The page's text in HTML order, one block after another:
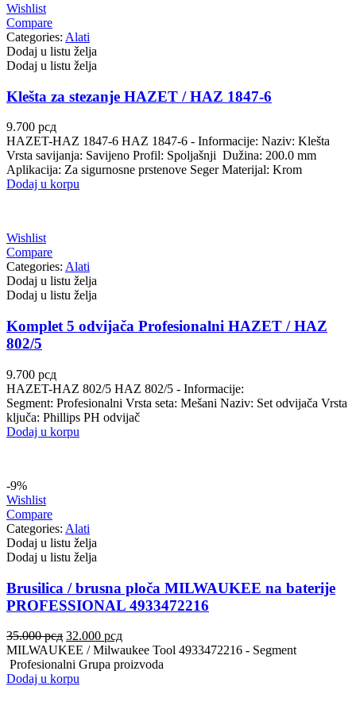
THEAMTEC THERMOTEC
Vitlo za prikolice i specijalna
vozila
Wishlist
Compare
Categories: Alati
Dodaj u listu želja
Dodaj u listu želja
Klešta za stezanje HAZET / HAZ 1847-6
9.700 рсд
HAZET-HAZ 1847-6 HAZ 1847-6 - Informacije: Naziv: Klešta
Vrsta savijanja: Savijeno Profil: Spoljašnji Dužina: 200.0 mm
Aplikacija: Za sigurnosne prstenove Seger Materijal: Krom
Dodaj u korpu
Wishlist
Compare
Categories: Alati
Dodaj u listu želja
Dodaj u listu želja
Komplet 5 odvijača Profesionalni HAZET / HAZ
802/5
9.700 рсд
HAZET-HAZ 802/5 HAZ 802/5 - Informacije:
Segment: Profesionalni Vrsta seta: Mešani Naziv: Set odvijača Vrsta
ključa: Phillips PH odvijač
Dodaj u korpu
-9%
Wishlist
Compare
Categories: Alati
Dodaj u listu želja
Dodaj u listu želja
Brusilica / brusna ploča MILWAUKEE na baterije
PROFESSIONAL 4933472216
35.000рсд Originalna
cena
je
bila:
32.000 рсдTrenutna
cena
je:
MILWAUKEE / Milwaukee Tool 4933472216 - Segment
Profesionalni Grupa proizvoda
Dodaj u korpu